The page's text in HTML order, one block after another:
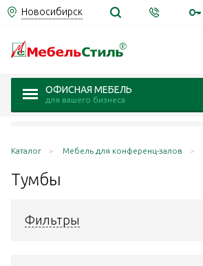
Новосибирск
ОФИСНАЯ МЕБЕЛЬ
для вашего бизнеса
Каталог Мебель для конференц-залов
Тумбы
Фильтры